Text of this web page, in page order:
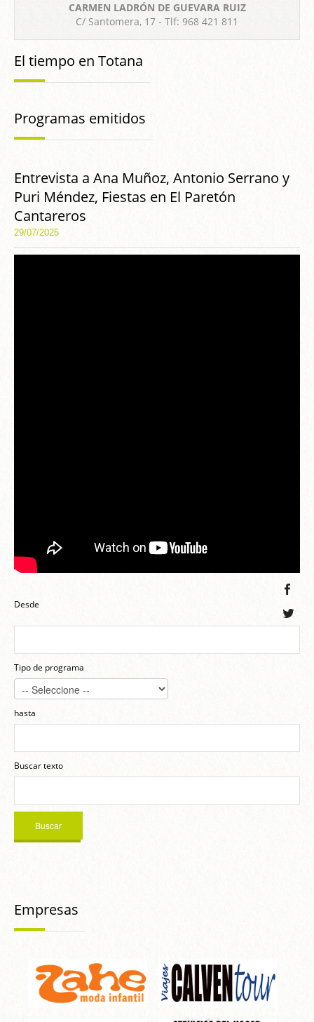
Programas emitidos
Entrevista a Ana Muñoz, Antonio Serrano y
Puri Méndez, Fiestas en El Paretón
Cantareros
29/07/2025
Desde
Tipo de programa
hasta
Buscar texto
CARMEN LADRÓN DE GUEVARA RUIZ
C/ Santomera, 17 - Tlf: 968 421 811
El tiempo en Totana
Empresas